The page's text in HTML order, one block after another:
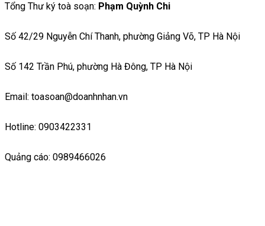
Tổng Thư ký toà soạn: Phạm Quỳnh Chi
Số 42/29 Nguyễn Chí Thanh, phường Giảng Võ, TP Hà Nội
Số 142 Trần Phú, phường Hà Đông, TP Hà Nội
Email: toasoan@doanhnhan.vn
Hotline: 0903422331
Quảng cáo: 0989466026